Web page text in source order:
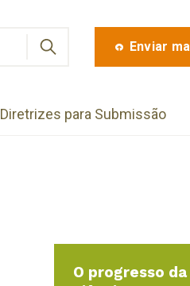
Enviar
Diretrizes para Submissão
O progresso da